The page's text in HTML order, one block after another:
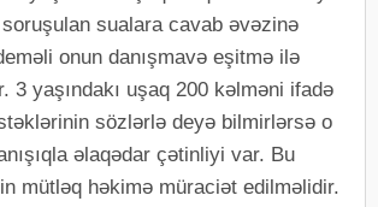
sualara cavab əvəzinə
onun danışmavə eşitmə ilə
3 yaşındakı uşaq 200 kəlməni ifadə
sözlərlə deyə bilmirlərsə o
əlaqədar çətinliyi var. Bu
mütləq həkimə müraciət edilməlidir.